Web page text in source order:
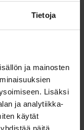
Tietoja
ja mainosten
Lisäksi
ja analytiikka-
käytät
näitä
korkea laatu
jota johtaa
parhaina
on
Tämä